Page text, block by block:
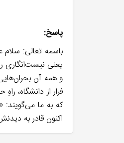
پاسخ:
باسمه تعالی:
یعنی نیست‌انگاری
و همه آن
فرار از دانشگاه،
که به ما می‌گویند:
اکنون قادر به